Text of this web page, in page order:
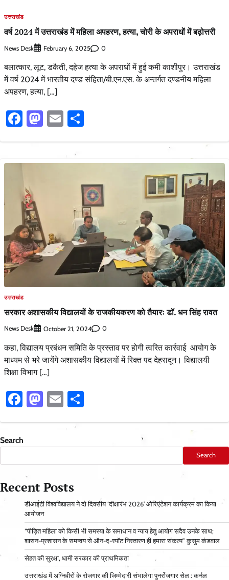
उत्तराखंड
वर्ष 2024 में उत्तराखंड में महिला अपहरण, हत्या, चोरी के अपराधों में बढ़ोत्तरी
News Desk February 6, 2025 0
बलात्कार, लूट, डकैती, दहेज हत्या के अपराधों में हुई कमी काशीपुर। उत्तराखंड
में वर्ष 2024 में भारतीय दण्ड संहिता/बी.एन.एस. के अन्तर्गत दण्डनीय महिला
अपहरण, हत्या, […]
Facebook
Mastodon
Email
उत्तराखंड
सरकार अशासकीय विद्यालयों के राजकीयकरण को तैयारः डॉ. धन सिंह रावत
News Desk October 21, 2024 0
कहा, विद्यालय प्रबंधन समिति के प्रस्ताव पर होगी त्वरित कार्रवाई आयोग के
माध्यम से भरे जायेंगे अशासकीय विद्यालयों में रिक्त पद देहरादून। विद्यालयी
शिक्षा विभाग […]
Facebook
Mastodon
Email
Search
Search
Recent Posts
डीआईटी विश्वविद्यालय ने दो दिवसीय ‘दीक्षारंभ 2026’ ओरिएंटेशन कार्यक्रम का किया
आयोजन
“पीड़ित महिला को किसी भी समस्या के समाधान व न्याय हेतु आयोग सदैव उनके साथ;
शासन-प्रशासन के समन्वय से ऑन-द-स्पॉट निस्तारण ही हमारा संकल्प” कुसुम कंडवाल
सेहत की सुरक्षा, धामी सरकार की प्राथमिकता
उत्तराखंड में अग्निवीरों के रोजगार की जिम्मेदारी संभालेगा पुनर्रोजगार सेल : कर्नल